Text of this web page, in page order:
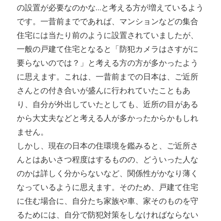
の設置が必要なのかな…と考える方が増えているよう
です。一昔前までであれば、マンションなどの集合
住宅には当たり前のように設置されていましたが、
一般の戸建て住宅となると「防犯カメラはさすがに
要らないのでは？」と考える方の方が多かったよう
に思えます。これは、一昔前までの日本は、ご近所
さんとの付き合いが盛んに行われていたこともあ
り、自分が外出していたとしても、近所の目がある
から大丈夫などと考える人が多かったからかもしれ
ません。
しかし、現在の日本の住環境を鑑みると、ご近所さ
んとはあいさつ程度はするものの、どういった人な
のかは詳しく分からないなど、関係性がかなり薄く
なっているように思えます。そのため、戸建て住宅
に住む場合に、自分たち家族や車、家そのものを守
るためには、自分で防犯対策をしなければならない